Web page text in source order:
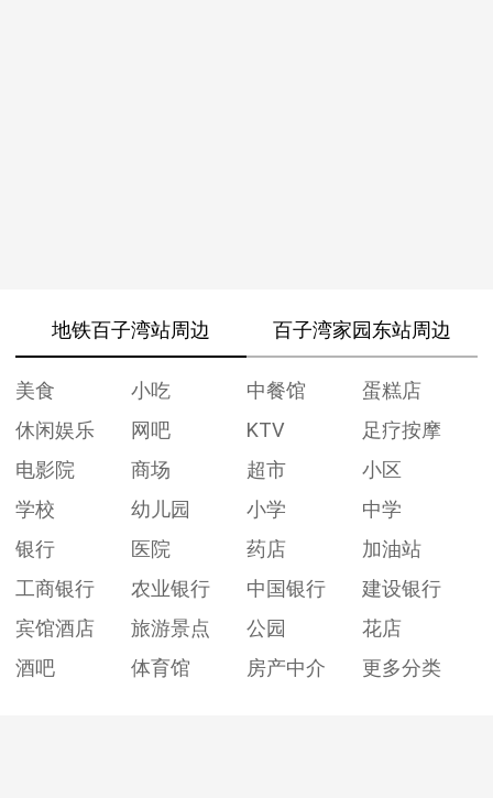
地铁百子湾站周边 百子湾家园东站周边
美食 小吃 中餐馆
蛋糕店
休闲娱乐
网吧 KTV
足疗按摩
电影院
商场 超市
小区
学校
幼儿园 小学
中学
银行
医院 药店
加油站
工商银行
农业银行 中国银行
建设银行
宾馆酒店
旅游景点 公园
花店
酒吧
体育馆 房产中介 更多分类